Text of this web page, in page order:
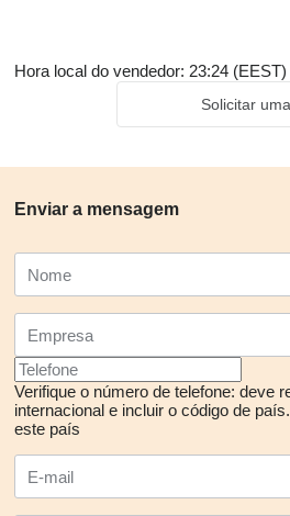
Hora local do vendedor: 23:24 (EEST)
Solicitar
Enviar a mensagem
Verifique o número de telefone: deve
internacional e incluir o código de país.
este país